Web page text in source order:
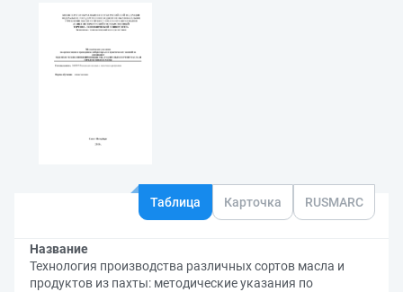
Таблица Карточка RUSMARC
Название
Технология производства различных сортов масла и
продуктов из пахты: методические указания по